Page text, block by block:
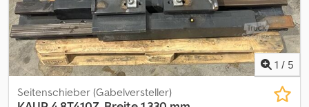
1 / 5
Seitenschieber (Gabelversteller)